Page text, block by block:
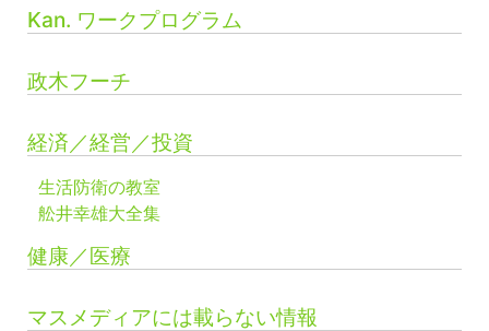
Kan. ワークプログラム
政木フーチ
経済／経営／投資
生活防衛の教室
舩井幸雄大全集
健康／医療
マスメディアには載らない情報